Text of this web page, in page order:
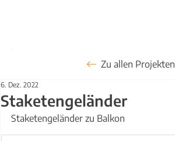
Staketengeländer
6. Dez. 2022
Staketengeländer zu Balkon
Zu allen Projekten